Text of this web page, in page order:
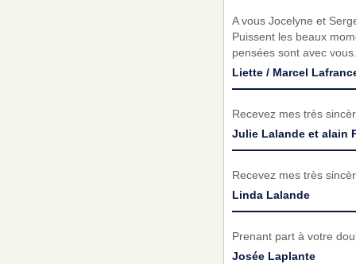
A vous Jocelyne et
Puissent les beaux
pensées sont avec
Liette / Marcel
Recevez mes très
Julie Lalande et alain
Recevez mes très
Linda Lalande
Prenant part à votre
Josée Laplante